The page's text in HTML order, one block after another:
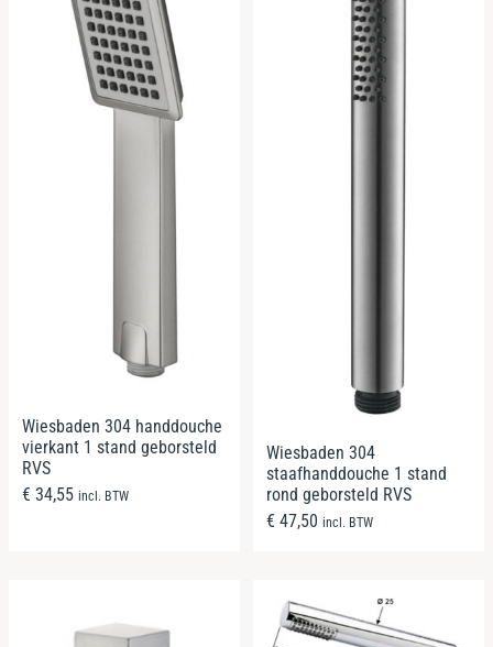
Wiesbaden 304 handdouche
vierkant 1 stand geborsteld
RVS
€ 34,55 incl. BTW
Wiesbaden 304
staafhanddouche 1 stand
rond geborsteld RVS
€ 47,50 incl. BTW